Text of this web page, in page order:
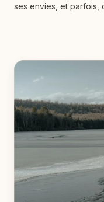
ses envies, et parfois,
bilan de
appelé bilan